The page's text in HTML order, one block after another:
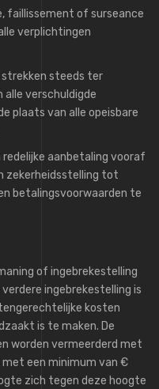
faillissement of surseance
verplichtingen
strekken steeds ter
verschuldigde
plaats van alle opeisbare
aanbetaling vooraf
zekerheidsstelling tot
betalingsvoorwaarden te
of ingebrekestelling
ingebrekestelling is
kosten
is te maken. De
worden vermeerderd met
met een minimum van €
zich tegen deze hoogte